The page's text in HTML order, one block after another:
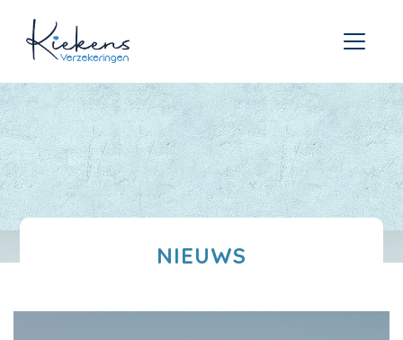
NIEUWS